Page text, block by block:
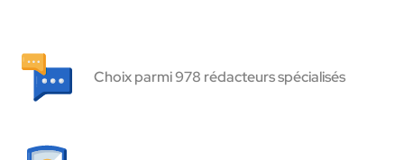
Choix parmi 978 rédacteurs spécialisés